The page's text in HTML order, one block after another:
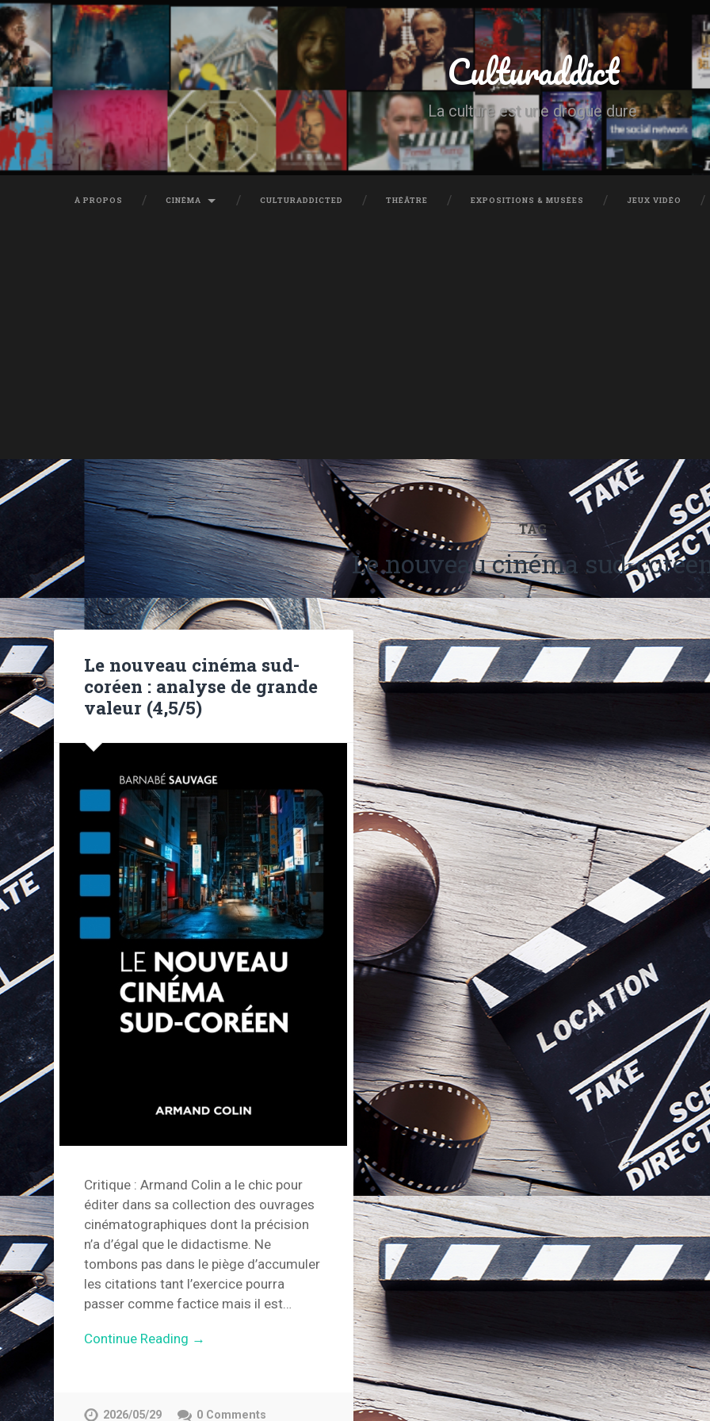
Culturaddict
La culture est une drogue dure
À PROPOS CINÉMA CULTURADDICTED THÉÂTRE EXPOSITIONS & MUSÉES JEUX VIDÉO
TAG
Le nouveau cinéma sud-
Le nouveau cinéma sud-
coréen : analyse de grande
valeur (4,5/5)
Critique : Armand Colin a le chic pour
éditer dans sa collection des ouvrages
cinématographiques dont la précision
n’a d’égal que le didactisme. Ne
tombons pas dans le piège d’accumuler
les citations tant l’exercice pourra
passer comme factice mais il est…
Continue Reading →
2026/05/29 0 Comments